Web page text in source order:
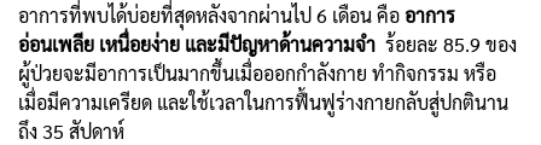
อาการที่พบได้บ่อยที่สุดหลังจากผ่านไป 6 เดือน คืออาการ
อ่อนเพลีย เหนื่อยง่าย และมีปัญหาด้านความจำ ร้อยละ 85.9 ของ
ผู้ป่วยจะมีอาการเป็นมากขึ้นเมื่อออกกำลังกาย ทำกิจกรรม หรือ
เมื่อมีความเครียด และใช้เวลาในการฟื้นฟูร่างกายกลับสู่ปกตินาน
ถึง 35 สัปดาห์